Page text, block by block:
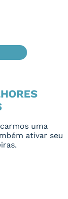
uma
ativar seu